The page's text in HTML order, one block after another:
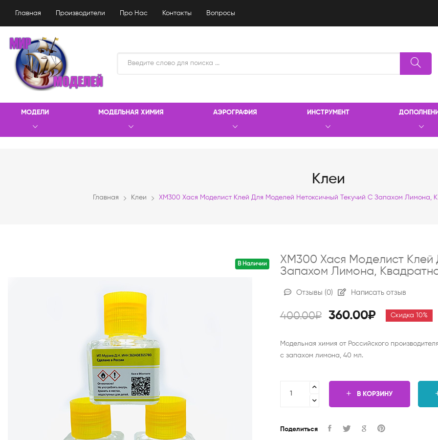
Главная Производители Про Нас Контакты Вопросы
МОДЕЛИ МОДЕЛЬНАЯ ХИМИЯ АЭРОГРАФИЯ ИНСТРУМЕНТ
Клеи
Главная Клеи ХМ300 Хася Моделист Клей Для Моделей Нетоксичный Текучий С Запахом Лимона,
В Наличии
ХМ300 Хася Моделист Клей
Запахом Лимона,
Отзывы (0) Написать отзыв
400.00₽ 360.00₽ Скидка 10%
Модельная химия от Российского
с запахом лимона, 40 мл.
В КОРЗИНУ
Поделиться